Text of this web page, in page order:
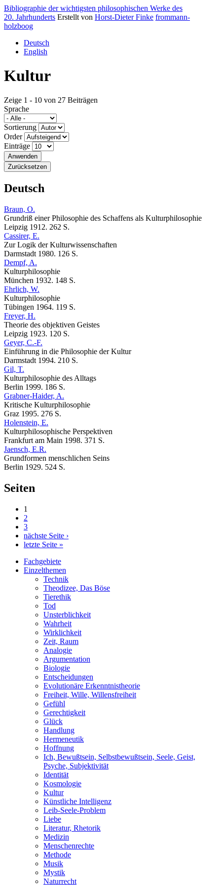
Bibliographie der wichtigsten philosophischen Werke des
20. Jahrhunderts Erstellt von Horst-Dieter Finke frommann-
holzboog
Deutsch
English
Kultur
Zeige 1 - 10 von 27 Beiträgen
Sprache
Sortierung
Order
Einträge
Deutsch
Braun, O.
Grundriß einer Philosophie des Schaffens als Kulturphilosophie
Leipzig 1912. 262 S.
Cassirer, E.
Zur Logik der Kulturwissenschaften
Darmstadt 1980. 126 S.
Dempf, A.
Kulturphilosophie
München 1932. 148 S.
Ehrlich, W.
Kulturphilosophie
Tübingen 1964. 119 S.
Freyer, H.
Theorie des objektiven Geistes
Leipzig 1923. 120 S.
Geyer, C.-F.
Einführung in die Philosophie der Kultur
Darmstadt 1994. 210 S.
Gil, T.
Kulturphilosophie des Alltags
Berlin 1999. 186 S.
Grabner-Haider, A.
Kritische Kulturphilosophie
Graz 1995. 276 S.
Holenstein, E.
Kulturphilosophische Perspektiven
Frankfurt am Main 1998. 371 S.
Jaensch, E.R.
Grundformen menschlichen Seins
Berlin 1929. 524 S.
Seiten
1
2
3
nächste Seite ›
letzte Seite »
Fachgebiete
Einzelthemen
Technik
Theodizee, Das Böse
Tierethik
Tod
Unsterblichkeit
Wahrheit
Wirklichkeit
Zeit, Raum
Analogie
Argumentation
Biologie
Entscheidungen
Evolutionäre Erkenntnistheorie
Freiheit, Wille, Willensfreiheit
Gefühl
Gerechtigkeit
Glück
Handlung
Hermeneutik
Hoffnung
Ich, Bewußtsein, Selbstbewußtsein, Seele, Geist,
Psyche, Subjektivität
Identität
Kosmologie
Kultur
Künstliche Intelligenz
Leib-Seele-Problem
Liebe
Literatur, Rhetorik
Medizin
Menschenrechte
Methode
Musik
Mystik
Naturrecht